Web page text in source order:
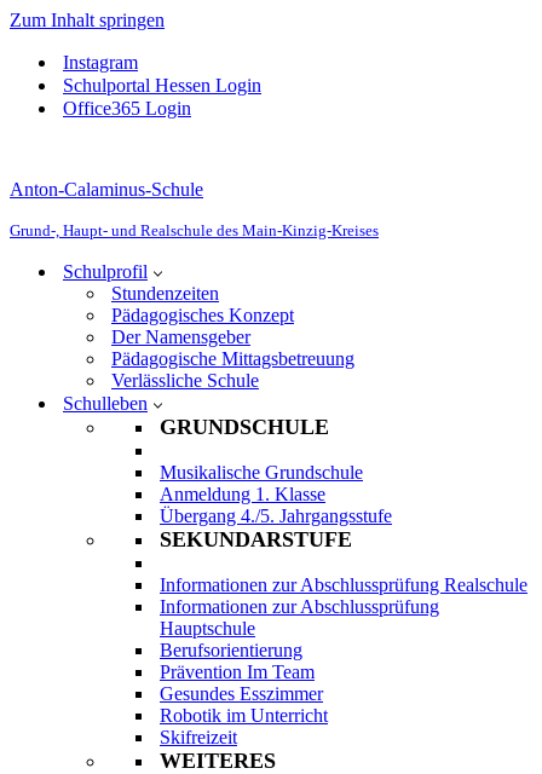
Zum Inhalt springen
Instagram
Schulportal Hessen Login
Office365 Login
Anton-Calaminus-Schule
Grund-, Haupt- und Realschule des Main-Kinzig-Kreises
Schulprofil
Stundenzeiten
Pädagogisches Konzept
Der Namensgeber
Pädagogische Mittagsbetreuung
Verlässliche Schule
Schulleben
GRUNDSCHULE
Musikalische Grundschule
Anmeldung 1. Klasse
Übergang 4./5. Jahrgangsstufe
SEKUNDARSTUFE
Informationen zur Abschlussprüfung Realschule
Informationen zur Abschlussprüfung
Hauptschule
Berufsorientierung
Prävention Im Team
Gesundes Esszimmer
Robotik im Unterricht
Skifreizeit
WEITERES